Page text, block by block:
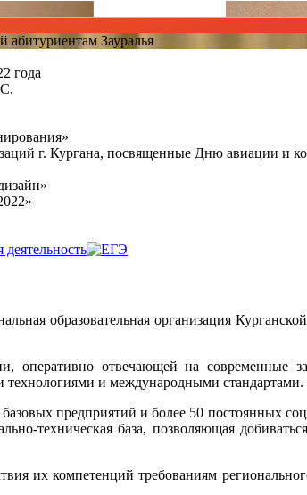
абитуриентам Зауралья
года
г. Кургана, посвященные Дню авиации и
образовательная организация
оперативно отвечающей на современные
технологиями и международными стандартами.
предприятий и более 50 постоянных
техническая база, позволяющая
их компетенций требованиям